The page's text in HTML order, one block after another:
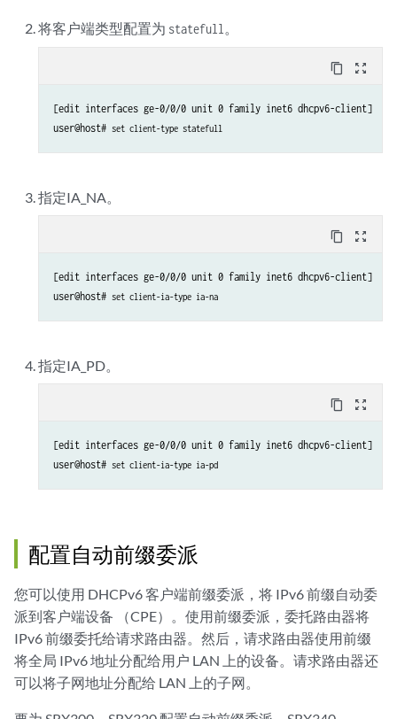
将客户端类型配置为 statefull 。
content_copy zoom_out_map
[edit interfaces ge-0/0/0 unit 0 family inet6 dhcpv6-client]
user@host# set client-type statefull
指定IA_NA。
content_copy zoom_out_map
[edit interfaces ge-0/0/0 unit 0 family inet6 dhcpv6-client]
user@host# set client-ia-type ia-na
指定IA_PD。
content_copy zoom_out_map
[edit interfaces ge-0/0/0 unit 0 family inet6 dhcpv6-client]
user@host# set client-ia-type ia-pd
配置自动前缀委派
您可以使用 DHCPv6 客户端前缀委派，将 IPv6 前缀自动委
派到客户端设备 （CPE）。使用前缀委派，委托路由器将
IPv6 前缀委托给请求路由器。然后，请求路由器使用前缀
将全局 IPv6 地址分配给用户 LAN 上的设备。请求路由器还
可以将子网地址分配给 LAN 上的子网。